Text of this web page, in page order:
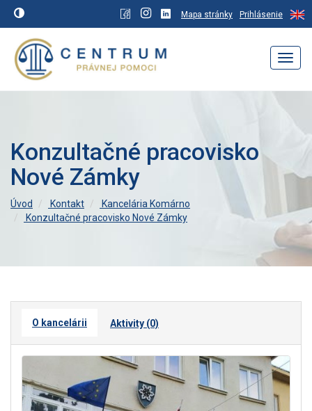
Mapa stránky Prihlásenie
Konzultačné pracovisko
Nové Zámky
Úvod Kontakt
Kancelária Komárno
Konzultačné pracovisko Nové Zámky
O kancelárii Aktivity (0)